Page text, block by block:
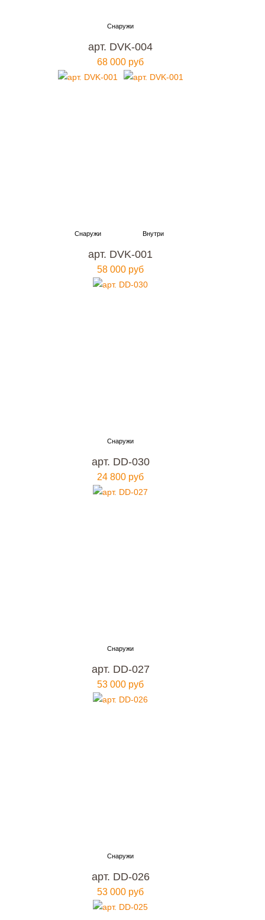
арт. DVK-004
68 000 руб
арт. DVK-001
58 000 руб
арт. DD-030
24 800 руб
арт. DD-027
53 000 руб
арт. DD-026
53 000 руб